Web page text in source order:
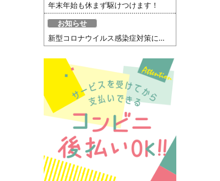
年末年始も休まず駆けつけます！
お知らせ
新型コロナウイルス感染症対策に...